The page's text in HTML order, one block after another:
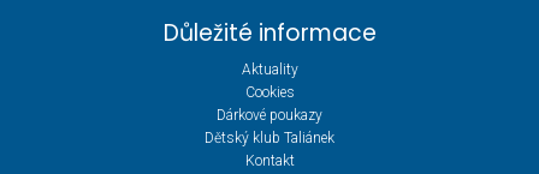
Důležité informace
Aktuality
Cookies
Dárkové poukazy
Dětský klub Taliánek
Kontakt